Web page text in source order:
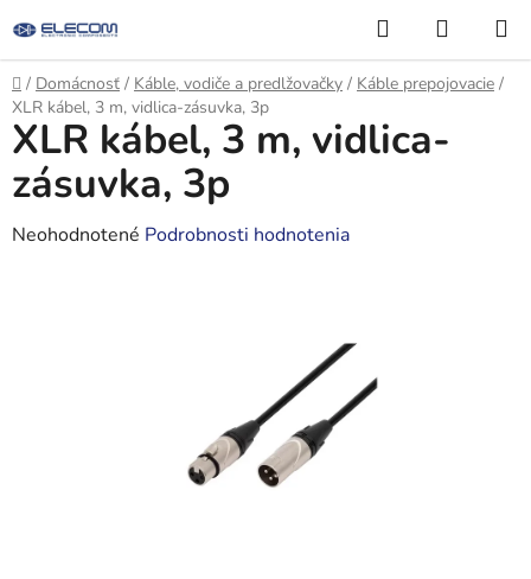
na
obsah
Hľadať
KOŠÍK
Domov
/ Domácnosť / Káble, vodiče a predlžovačky / Káble prepojovacie /
XLR kábel, 3 m, vidlica-zásuvka, 3p
XLR kábel, 3 m, vidlica-
zásuvka, 3p
Priemerné
Neohodnotené Podrobnosti hodnotenia